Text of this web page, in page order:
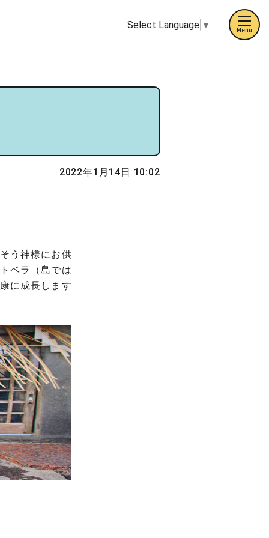
Select Language ▼
2022年1月14日 10:02
う神様にお供
ベラ（島では
に成長します
Menu